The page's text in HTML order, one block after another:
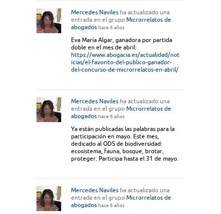
Mercedes Naviles ha actualizado una
entrada en el grupo Microrrelatos de
abogados hace 6 años
Eva María Algar, ganadora por partida
doble en el mes de abril:
https://www.abogacia.es/actualidad/not
icias/el-favorito-del-publico-ganador-
del-concurso-de-microrrelatos-en-abril/
Mercedes Naviles ha actualizado una
entrada en el grupo Microrrelatos de
abogados hace 6 años
Ya están publicadas las palabras para la
participación en mayo. Este mes,
dedicado al ODS de biodiversidad:
ecosistema, fauna, bosque, brotar,
proteger. Participa hasta el 31 de mayo.
Mercedes Naviles ha actualizado una
entrada en el grupo Microrrelatos de
abogados hace 6 años